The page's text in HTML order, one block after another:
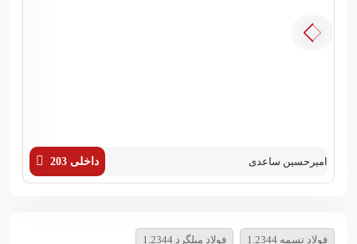
امیرحسین ساعدی داخلی 203
فولاد تسمه 1.2344 فولاد میلگرد 1.2344